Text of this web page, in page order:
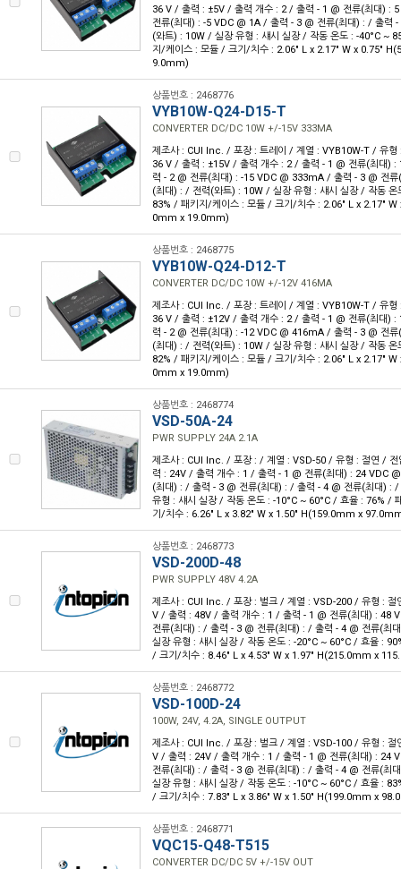
36 V / 출력 : ±5V / 출력 개수 : 2 / 출력 - 1 @ 전류(최대) :
전류(최대) : -5 VDC @ 1A / 출력 - 3 @ 전류(최대) : / 출력
(와트) : 10W / 실장 유형 : 섀시 실장 / 작동 온도 : -40°C ~
지/케이스 : 모듈 / 크기/치수 : 2.06" L x 2.17" W x 0.75"
9.0mm)
상품번호 : 2468776
VYB10W-Q24-D15-T
CONVERTER DC/DC 10W +/-15V 333MA
제조사 : CUI Inc. / 포장 : 트레이 / 계열 : VYB10W-T / 유형
36 V / 출력 : ±15V / 출력 개수 : 2 / 출력 - 1 @ 전류(최대)
력 - 2 @ 전류(최대) : -15 VDC @ 333mA / 출력 - 3 @ 전
(최대) : / 전력(와트) : 10W / 실장 유형 : 섀시 실장 / 작동
83% / 패키지/케이스 : 모듈 / 크기/치수 : 2.06" L x 2.17"
0mm x 19.0mm)
상품번호 : 2468775
VYB10W-Q24-D12-T
CONVERTER DC/DC 10W +/-12V 416MA
제조사 : CUI Inc. / 포장 : 트레이 / 계열 : VYB10W-T / 유형
36 V / 출력 : ±12V / 출력 개수 : 2 / 출력 - 1 @ 전류(최대)
력 - 2 @ 전류(최대) : -12 VDC @ 416mA / 출력 - 3 @ 전
(최대) : / 전력(와트) : 10W / 실장 유형 : 섀시 실장 / 작동
82% / 패키지/케이스 : 모듈 / 크기/치수 : 2.06" L x 2.17"
0mm x 19.0mm)
상품번호 : 2468774
VSD-50A-24
PWR SUPPLY 24A 2.1A
제조사 : CUI Inc. / 포장 : / 계열 : VSD-50 / 유형 : 절연 /
력 : 24V / 출력 개수 : 1 / 출력 - 1 @ 전류(최대) : 24 VDC
(최대) : / 출력 - 3 @ 전류(최대) : / 출력 - 4 @ 전류(최대) :
유형 : 섀시 실장 / 작동 온도 : -10°C ~ 60°C / 효율 : 76% /
기/치수 : 6.26" L x 3.82" W x 1.50" H(159.0mm x
상품번호 : 2468773
VSD-200D-48
PWR SUPPLY 48V 4.2A
제조사 : CUI Inc. / 포장 : 벌크 / 계열 : VSD-200 / 유형 : 절
V / 출력 : 48V / 출력 개수 : 1 / 출력 - 1 @ 전류(최대) : 48
전류(최대) : / 출력 - 3 @ 전류(최대) : / 출력 - 4 @ 전류(최
실장 유형 : 섀시 실장 / 작동 온도 : -20°C ~ 60°C / 효율 :
/ 크기/치수 : 8.46" L x 4.53" W x 1.97" H(215.0mm x
상품번호 : 2468772
VSD-100D-24
100W, 24V, 4.2A, SINGLE OUTPUT
제조사 : CUI Inc. / 포장 : 벌크 / 계열 : VSD-100 / 유형 : 절
V / 출력 : 24V / 출력 개수 : 1 / 출력 - 1 @ 전류(최대) : 24
전류(최대) : / 출력 - 3 @ 전류(최대) : / 출력 - 4 @ 전류(최
실장 유형 : 섀시 실장 / 작동 온도 : -10°C ~ 60°C / 효율 :
/ 크기/치수 : 7.83" L x 3.86" W x 1.50" H(199.0mm x
상품번호 : 2468771
VQC15-Q48-T515
CONVERTER DC/DC 5V +/-15V OUT